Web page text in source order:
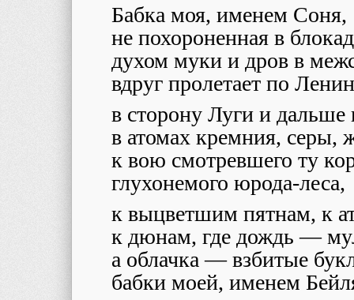
Бабка моя, именем Соня,
не похороненная в
духом муки и дров в
вдруг пролетает по
в сторону Луги и дальше
в атомах кремния, серы,
к вою смотревшего ту
глухонемого юрода-леса,
к выцветшим пятнам, к
к дюнам, где дождь —
а облачка — взбитые
бабки моей, именем